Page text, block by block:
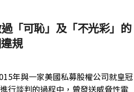
「可恥」及「不光彩」的
規
年與一家美國私募股權公司就皇冠
行談判的過程中，曾發送威脅性電